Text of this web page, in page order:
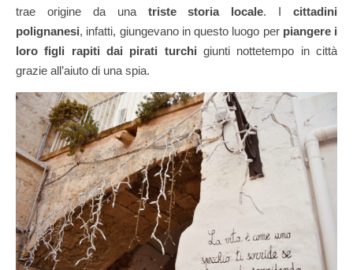
trae origine da una triste storia locale. I cittadini
polignanesi, infatti, giungevano in questo luogo per piangere i
loro figli rapiti dai pirati turchi giunti nottetempo in città
grazie all’aiuto di una spia.